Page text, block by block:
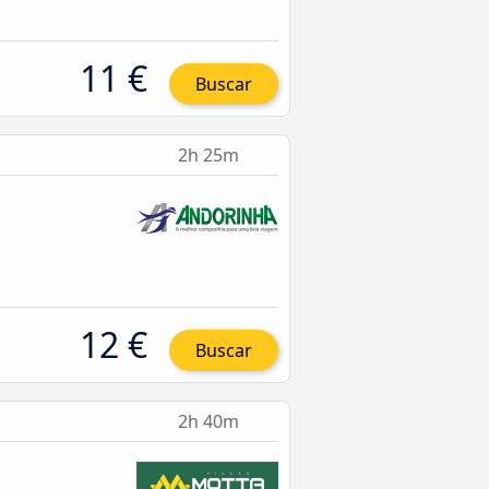
11 € Buscar
2h 25m
12 € Buscar
2h 40m